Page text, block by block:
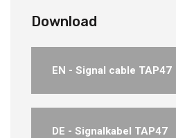
Download
EN - Signal cable TAP47
DE - Signalkabel TAP47